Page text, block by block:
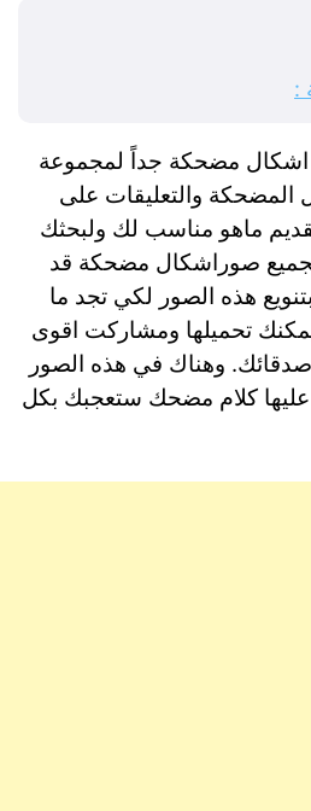
:
مضحكة جداً لمجموعة
والتعليقات على
ماهو مناسب لك ولبحثك
صوراشكال مضحكة قد
هذه الصور لكي تجد ما
تحميلها ومشاركت اقوى
وهناك في هذه الصور
كلام مضحك ستعجبك بكل